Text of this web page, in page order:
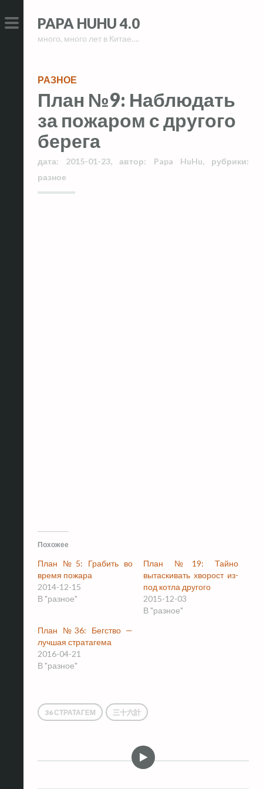
to
PRIMARY
to
PAPA HUHU 4.0
много, много лет в Китае….
РАЗНОЕ
План №9: Наблюдать
за пожаром с другого
берега
дата: 2015-01-23, автор: Papa HuHu,рубрики:
разное
Похожее
План №5: Грабить во
время пожара
2014-12-15
В "разное"
План №19: Тайно
вытаскивать хворост из-
под котла другого
2015-12-03
В "разное"
План №36: Бегство —
лучшая стратагема
2016-04-21
В "разное"
36 СТРАТАГЕМ 三十六計